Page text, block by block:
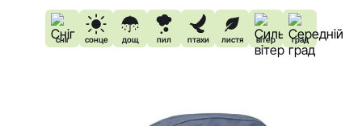
сніг сонце дощ пил птахи листя вітер град